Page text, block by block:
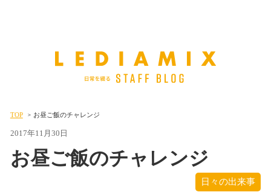
TOP お昼ご飯のチャレンジ
2017年11月30日
お昼ご飯のチャレンジ
日々の出来事